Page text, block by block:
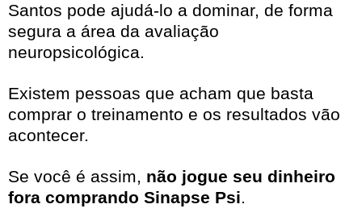
Santos pode ajudá-lo a dominar, de forma
segura a área da avaliação
neuropsicológica.
Existem pessoas que acham que basta
comprar o treinamento e os resultados vão
acontecer.
Se você é assim, não jogue seu dinheiro
fora comprando Sinapse Psi.